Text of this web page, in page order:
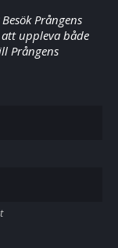
Prångens
uppleva både
Prångens